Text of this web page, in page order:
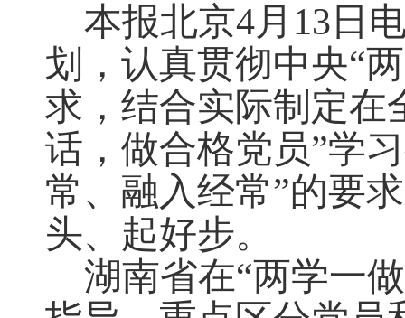
本报北京4月13日
划，认真贯彻中央“
求，结合实际制定在
话，做合格党员”学
常、融入经常”的要
头、起好步。
湖南省在“两学一